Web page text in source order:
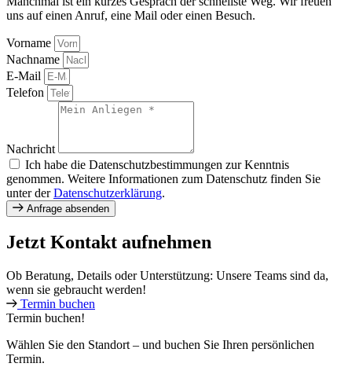
uns auf einen Anruf, eine Mail oder einen Besuch.
Vorname
Nachname
E-Mail
Telefon
Nachricht
Ich habe die Datenschutzbestimmungen zur Kenntnis
genommen. Weitere Informationen zum Datenschutz finden Sie
unter derDatenschutzerklärung.
Anfrage absenden
Jetzt Kontakt aufnehmen
Ob Beratung, Details oder Unterstützung: Unsere Teams sind da,
wenn sie gebraucht werden!
Termin buchen
Termin buchen!
Wählen Sie den Standort – und buchen Sie Ihren persönlichen
Termin.